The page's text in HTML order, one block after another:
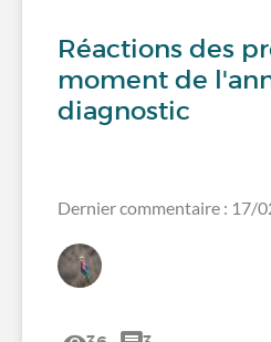
Réactions des
moment de
diagnostic
Dernier commentaire : 17/